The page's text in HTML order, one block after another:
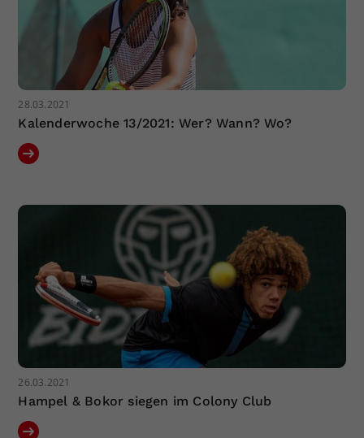
28.03.2021
Kalenderwoche 13/2021: Wer? Wann? Wo?
26.03.2021
Hampel & Bokor siegen im Colony Club